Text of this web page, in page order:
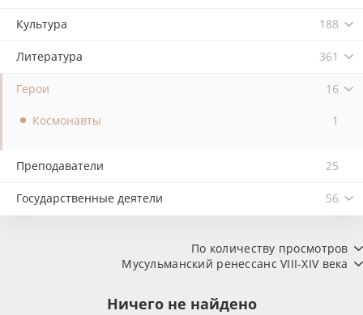
Культура 188
Литература 361
Герои 16
Космонавты 1
Преподаватели 25
Государственные деятели 56
По количеству просмотров
Мусульманский ренессанс VIII-XIV века
Ничего не найдено